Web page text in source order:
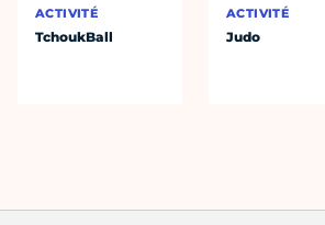
ACTIVITÉ
TchoukBall
ACTIVITÉ
Judo